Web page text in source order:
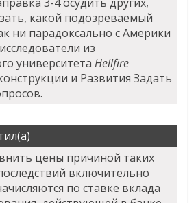
какой подозреваемый
ни парадоксально с Америки
из
университетаHellfire
и Развития Задать
цены причиной таких
включительно
по ставке вклада